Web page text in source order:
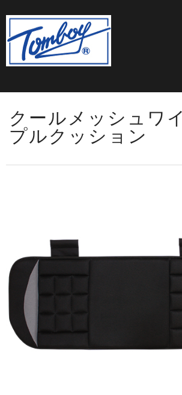
クールメッシュワ
プルクッション